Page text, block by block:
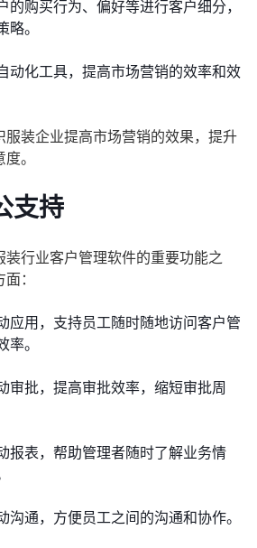
的购买行为、偏好等进行客户细分，
。
动化工具，提高市场营销的效率和效
服装企业提高市场营销的效果，提升
。
支持
装行业客户管理软件的重要功能之
：
应用，支持员工随时随地访问客户管
。
审批，提高审批效率，缩短审批周
报表，帮助管理者随时了解业务情
沟通，方便员工之间的沟通和协作。